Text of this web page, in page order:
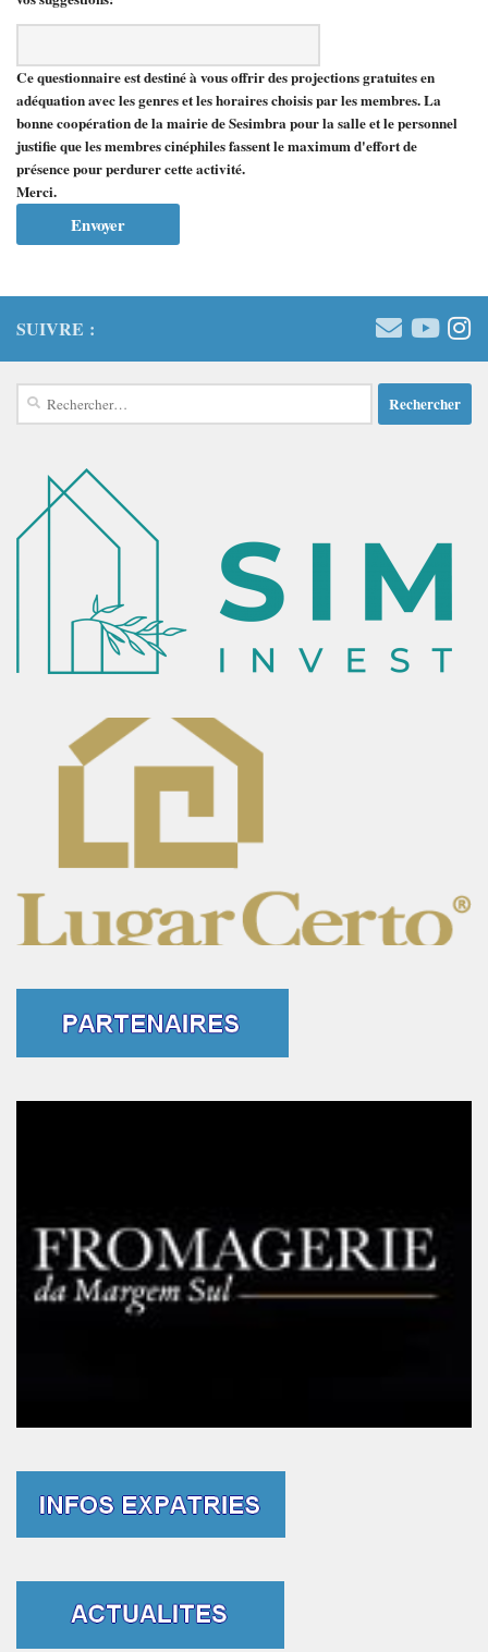
Ce questionnaire est destiné à vous offrir des projections gratuites en
adéquation avec les genres et les horaires choisis par les membres. La
bonne coopération de la mairie de Sesimbra pour la salle et le personnel
justifie que les membres cinéphiles fassent le maximum d'effort de
présence pour perdurer cette activité.
Merci.
SUIVRE :
Rechercher :